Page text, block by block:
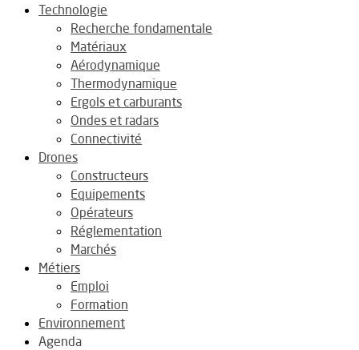
Technologie
Recherche fondamentale
Matériaux
Aérodynamique
Thermodynamique
Ergols et carburants
Ondes et radars
Connectivité
Drones
Constructeurs
Equipements
Opérateurs
Réglementation
Marchés
Métiers
Emploi
Formation
Environnement
Agenda